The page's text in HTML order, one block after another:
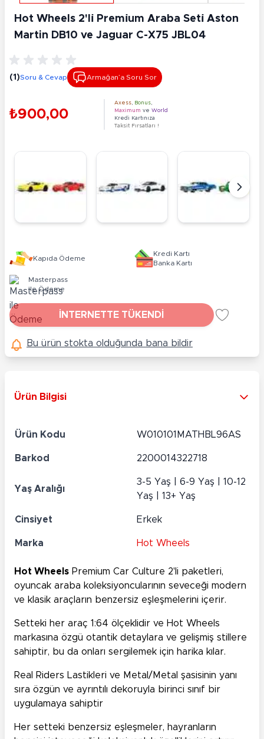
Hot Wheels 2'li̇ Premi̇um Araba Seti̇ Aston
Martin DB10 ve Jaguar C-X75 JBL04
(1)Soru & Cevap Armağan’a Soru Sor
₺900,00
Axess Bonus
Maximum ve World
Kredi Kartınıza
Taksit Fırsatları !
Kapıda Ödeme
Kredi Kartı
Banka Kartı
Masterpass
ile Ödeme
İNTERNETTE TÜKENDİ
Bu ürün stokta olduğunda bana bildir
Ürün Bilgisi
Ürün Kodu W010101MATHBL96AS
Barkod 2200014322718
Yaş Aralığı
3-5 Yaş | 6-9 Yaş | 10-12
Yaş | 13+ Yaş
Cinsiyet Erkek
Marka Hot Wheels
Hot Wheels Premium Car Culture 2'li paketleri,
oyuncak araba koleksiyoncularının seveceği modern
ve klasik araçların benzersiz eşleşmelerini içerir.
Setteki her araç 1:64 ölçeklidir ve Hot Wheels
markasına özgü otantik detaylara ve gelişmiş stillere
sahiptir, bu da onları sergilemek için harika kılar.
Real Riders Lastikleri ve Metal/Metal şasisinin yanı
sıra özgün ve ayrıntılı dekoruyla birinci sınıf bir
uygulamaya sahiptir
Her setteki benzersiz eşleşmeler, hayranların